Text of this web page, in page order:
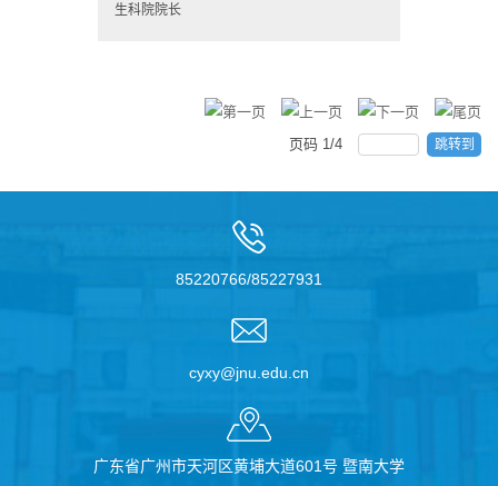
生科院院长
页码 1/4 跳转到
85220766/85227931
cyxy@jnu.edu.cn
广东省广州市天河区黄埔大道601号 暨南大学